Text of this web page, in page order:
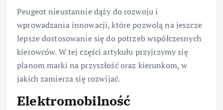
Peugeot nieustannie dąży do rozwoju i
wprowadzania innowacji, które pozwolą na jeszcze
lepsze dostosowanie się do potrzeb współczesnych
kierowców. W tej części artykułu przyjrzymy się
planom marki na przyszłość oraz kierunkom, w
jakich zamierza się rozwijać.
Elektromobilność